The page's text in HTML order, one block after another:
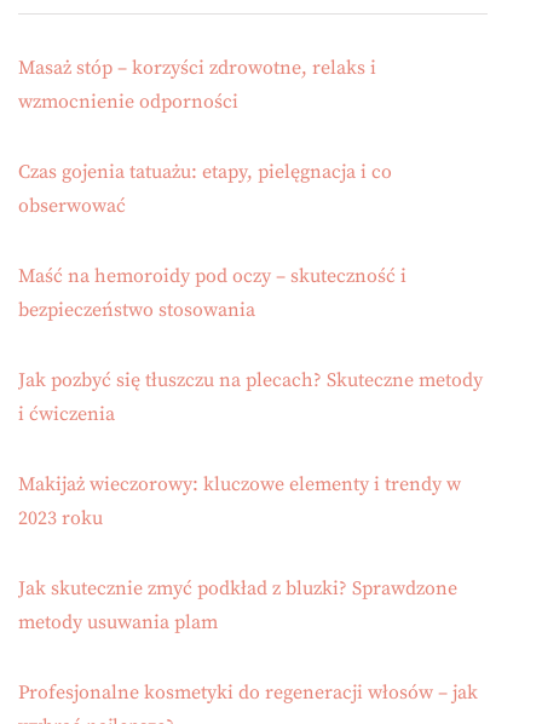
Masaż stóp – korzyści zdrowotne, relaks i
wzmocnienie odporności
Czas gojenia tatuażu: etapy, pielęgnacja i co
obserwować
Maść na hemoroidy pod oczy – skuteczność i
bezpieczeństwo stosowania
Jak pozbyć się tłuszczu na plecach? Skuteczne metody
i ćwiczenia
Makijaż wieczorowy: kluczowe elementy i trendy w
2023 roku
Jak skutecznie zmyć podkład z bluzki? Sprawdzone
metody usuwania plam
Profesjonalne kosmetyki do regeneracji włosów – jak